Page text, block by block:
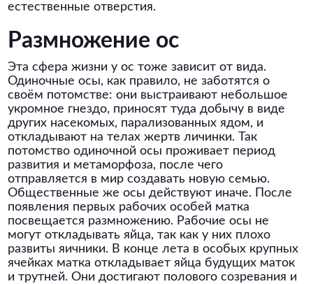
естественные отверстия.
Размножение ос
Эта сфера жизни у ос тоже зависит от вида.
Одиночные осы, как правило, не заботятся о
своём потомстве: они выстраивают небольшое
укромное гнездо, приносят туда добычу в виде
других насекомых, парализованных ядом, и
откладывают на телах жертв личинки. Так
потомство одиночной осы проживает период
развития и метаморфоза, после чего
отправляется в мир создавать новую семью.
Общественные же осы действуют иначе. После
появления первых рабочих особей матка
посвещается размножению. Рабочие осы не
могут откладывать яйца, так как у них плохо
развиты яичники. В конце лета в особых крупных
ячейках матка откладывает яйца будущих маток
и трутней. Они достигают полового созревания и